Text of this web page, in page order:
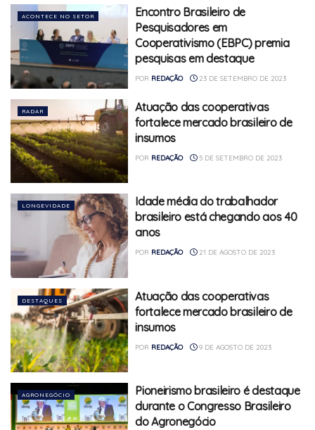
ACONTECE NO SETOR
Encontro Brasileiro de
Pesquisadores em
Cooperativismo (EBPC) premia
pesquisas em destaque
POR REDAÇÃO 23 DE SETEMBRO DE 2023
RADAR
Atuação das cooperativas
fortalece mercado brasileiro de
insumos
POR REDAÇÃO 5 DE SETEMBRO DE 2023
LONGEVIDADE
Idade média do trabalhador
brasileiro está chegando aos 40
anos
POR REDAÇÃO 21 DE AGOSTO DE 2023
DESTAQUES
Atuação das cooperativas
fortalece mercado brasileiro de
insumos
POR REDAÇÃO 9 DE AGOSTO DE 2023
AGRONEGÓCIO
Pioneirismo brasileiro é destaque
durante o Congresso Brasileiro
do Agronegócio